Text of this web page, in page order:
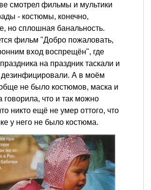
смотрел фильмы и мультики
- костюмы, конечно,
но сплошная банальность.
фильм "Добро пожаловать,
вход воспрещён", где
на праздник таскали и
дезинфицировали. А в моём
не было костюмов, маска и
говорила, что и так можно
никто ещё не умер оттого, что
у него не было костюма.